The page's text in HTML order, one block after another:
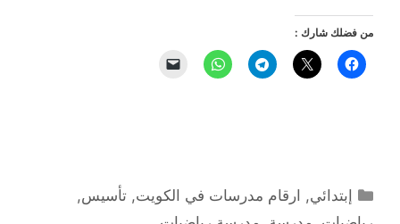
من فضلك شارك :
التصنيفات
إبتدائي, ارقام مدرسات في الكويت,تأسيس,